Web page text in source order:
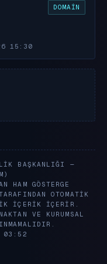
DOMAIN
15:30
BAŞKANLIĞI —
HAM GÖSTERGE
OTOMATIK
IÇERIK IÇERIR.
VE KURUMSAL
03:52